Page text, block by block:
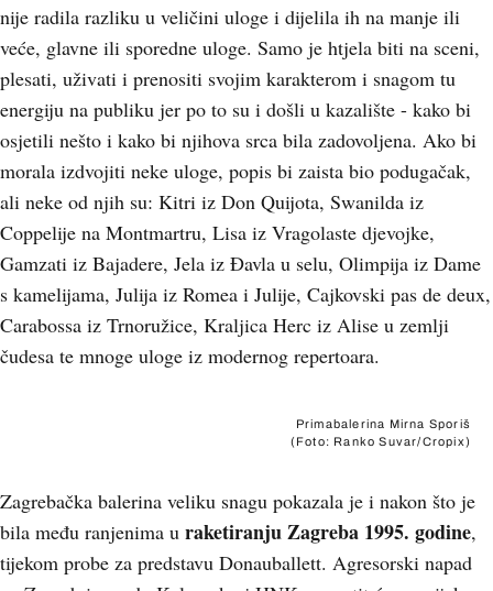
nije radila razliku u veličini uloge i dijelila ih na manje ili
veće, glavne ili sporedne uloge. Samo je htjela biti na sceni,
plesati, uživati i prenositi svojim karakterom i snagom tu
energiju na publiku jer po to su i došli u kazalište - kako bi
osjetili nešto i kako bi njihova srca bila zadovoljena. Ako bi
morala izdvojiti neke uloge, popis bi zaista bio podugačak,
ali neke od njih su: Kitri iz Don Quijota, Swanilda iz
Coppelije na Montmartru, Lisa iz Vragolaste djevojke,
Gamzati iz Bajadere, Jela iz Đavla u selu, Olimpija iz Dame
s kamelijama, Julija iz Romea i Julije, Cajkovski pas de deux,
Carabossa iz Trnoružice, Kraljica Herc iz Alise u zemlji
čudesa te mnoge uloge iz modernog repertoara.
Primabalerina Mirna Sporiš
(Foto: Ranko Suvar/Cropix)
Zagrebačka balerina veliku snagu pokazala je i nakon što je
bila među ranjenima u raketiranju Zagreba 1995. godine,
tijekom probe za predstavu Donauballett. Agresorski napad